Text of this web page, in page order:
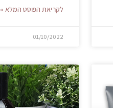
לקריאת הפוסט המלא »
01/10/2022